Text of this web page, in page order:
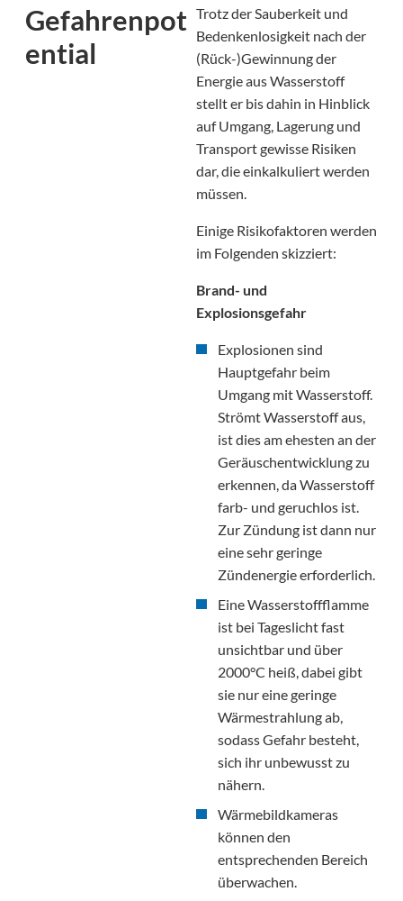
Gefahrenpot
ential
Trotz der Sauberkeit und
Bedenkenlosigkeit nach der
(Rück-)Gewinnung der
Energie aus Wasserstoff
stellt er bis dahin in Hinblick
auf Umgang, Lagerung und
Transport gewisse Risiken
dar, die einkalkuliert werden
müssen.
Einige Risikofaktoren werden
im Folgenden skizziert:
Brand- und
Explosionsgefahr
Explosionen sind
Hauptgefahr beim
Umgang mit Wasserstoff.
Strömt Wasserstoff aus,
ist dies am ehesten an der
Geräuschentwicklung zu
erkennen, da Wasserstoff
farb- und geruchlos ist.
Zur Zündung ist dann nur
eine sehr geringe
Zündenergie erforderlich.
Eine Wasserstoffflamme
ist bei Tageslicht fast
unsichtbar und über
2000°C heiß, dabei gibt
sie nur eine geringe
Wärmestrahlung ab,
sodass Gefahr besteht,
sich ihr unbewusst zu
nähern.
Wärmebildkameras
können den
entsprechenden Bereich
überwachen.